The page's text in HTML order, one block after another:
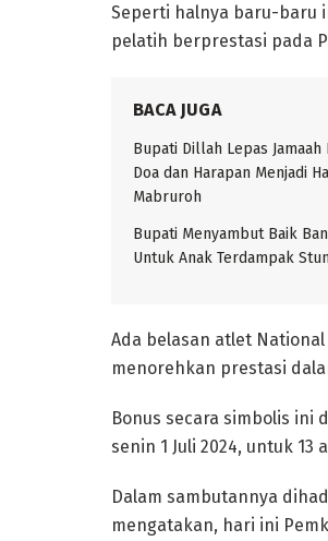
Seperti halnya baru-baru
pelatih berprestasi pada
BACA JUGA
Bupati Dillah Lepas Jamaah
Doa dan Harapan Menjadi
Mabruroh
Bupati Menyambut Baik
Untuk Anak Terdampak
Ada belasan atlet
menorehkan prestasi
Bonus secara simbolis ini
senin 1 Juli 2024, untuk
Dalam sambutannya
mengatakan, hari ini